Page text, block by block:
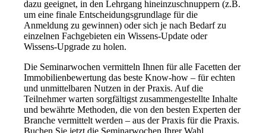
dazu geeignet, in den Lehrgang hineinzuschnuppern (z.B.
um eine finale Entscheidungsgrundlage für die
Anmeldung zu gewinnen) oder sich je nach Bedarf zu
einzelnen Fachgebieten ein Wissens-Update oder
Wissens-Upgrade zu holen.
Die Seminarwochen vermitteln Ihnen für alle Facetten der
Immobilienbewertung das beste Know-how – für echten
und unmittelbaren Nutzen in der Praxis. Auf die
Teilnehmer warten sorgfältigst zusammengestellte Inhalte
und bewährte Methoden, die von den besten Experten der
Branche vermittelt werden – aus der Praxis für die Praxis.
Buchen Sie jetzt die Seminarwochen Ihrer Wahl.